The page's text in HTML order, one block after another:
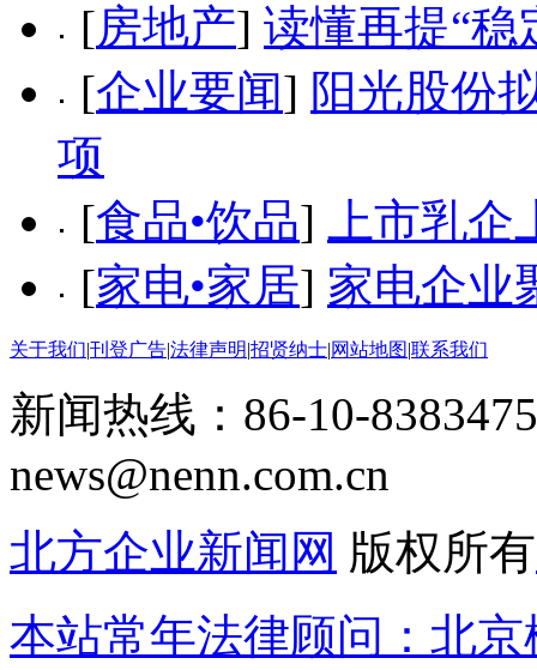
[房地产] 读懂再提“稳
[企业要闻] 阳光股份
项
[食品•饮品]
上市乳
[家电•家居] 家电企业
关于我们|刊登广告|法律声明|招贤纳士|网站地图|联系我们
新闻热线：86-10-
news@nenn.com.cn
北方企业新闻网 版权所有
本站常年法律顾问：北